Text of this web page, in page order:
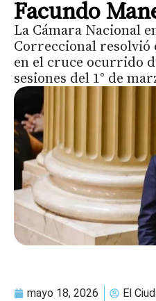
Facundo
La Cámara Nacional
Correccional resolvió
en el cruce ocurrido
sesiones del 1° de
mayo 18, 2026 El